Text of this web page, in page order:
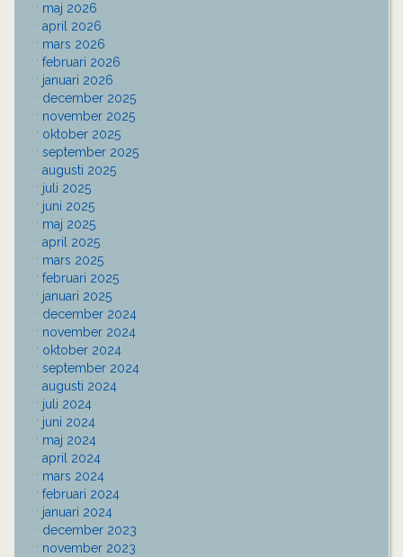
maj 2026
april 2026
mars 2026
februari 2026
januari 2026
december 2025
november 2025
oktober 2025
september 2025
augusti 2025
juli 2025
juni 2025
maj 2025
april 2025
mars 2025
februari 2025
januari 2025
december 2024
november 2024
oktober 2024
september 2024
augusti 2024
juli 2024
juni 2024
maj 2024
april 2024
mars 2024
februari 2024
januari 2024
december 2023
november 2023